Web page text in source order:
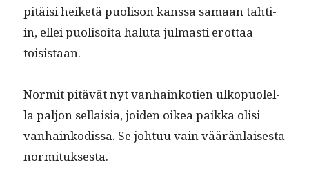
pitäisi heiketä puoli­son kanssa samaan tahti­
in, ellei puolisoi­ta halu­ta jul­masti erot­taa
toisistaan.
Nor­mit pitävät nyt van­hainko­tien ulkop­uolel­
la paljon sel­l­aisia, joiden oikea paik­ka olisi
van­hainkodis­sa. Se johtuu vain väärän­lais­es­ta
normituksesta.